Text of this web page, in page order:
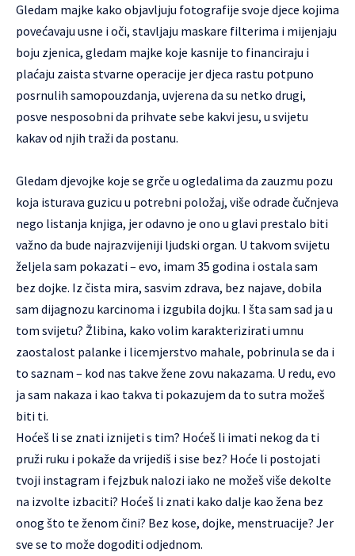
Gledam majke kako objavljuju fotografije svoje djece kojima
povećavaju usne i oči, stavljaju maskare filterima i mijenjaju
boju zjenica, gledam majke koje kasnije to financiraju i
plaćaju zaista stvarne operacije jer djeca rastu potpuno
posrnulih samopouzdanja, uvjerena da su netko drugi,
posve nesposobni da prihvate sebe kakvi jesu, u svijetu
kakav od njih traži da postanu.
Gledam djevojke koje se grče u ogledalima da zauzmu pozu
koja isturava guzicu u potrebni položaj, više odrade čučnjeva
nego listanja knjiga, jer odavno je ono u glavi prestalo biti
važno da bude najrazvijeniji ljudski organ. U takvom svijetu
željela sam pokazati – evo, imam 35 godina i ostala sam
bez dojke. Iz čista mira, sasvim zdrava, bez najave, dobila
sam dijagnozu karcinoma i izgubila dojku. I šta sam sad ja u
tom svijetu? Žlibina, kako volim karakterizirati umnu
zaostalost palanke i licemjerstvo mahale, pobrinula se da i
to saznam – kod nas takve žene zovu nakazama. U redu, evo
ja sam nakaza i kao takva ti pokazujem da to sutra možeš
biti ti.
Hoćeš li se znati iznijeti s tim? Hoćeš li imati nekog da ti
pruži ruku i pokaže da vrijediš i sise bez? Hoće li postojati
tvoji instagram i fejzbuk nalozi iako ne možeš više dekolte
na izvolte izbaciti? Hoćeš li znati kako dalje kao žena bez
onog što te ženom čini? Bez kose, dojke, menstruacije? Jer
sve se to može dogoditi odjednom.